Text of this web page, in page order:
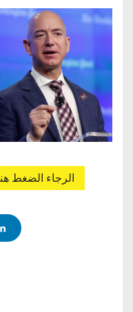
الرجاء الضغط